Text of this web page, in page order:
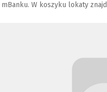
mBanku. W koszyku lokaty